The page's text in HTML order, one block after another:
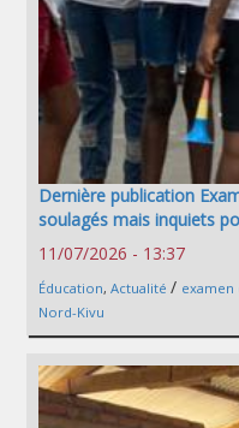
Dernière publication
soulagés mais inquiets
11/07/2026 - 13:37
Éducation, Actualité / examen
Nord-Kivu